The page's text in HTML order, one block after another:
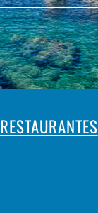
RESTAURANTES